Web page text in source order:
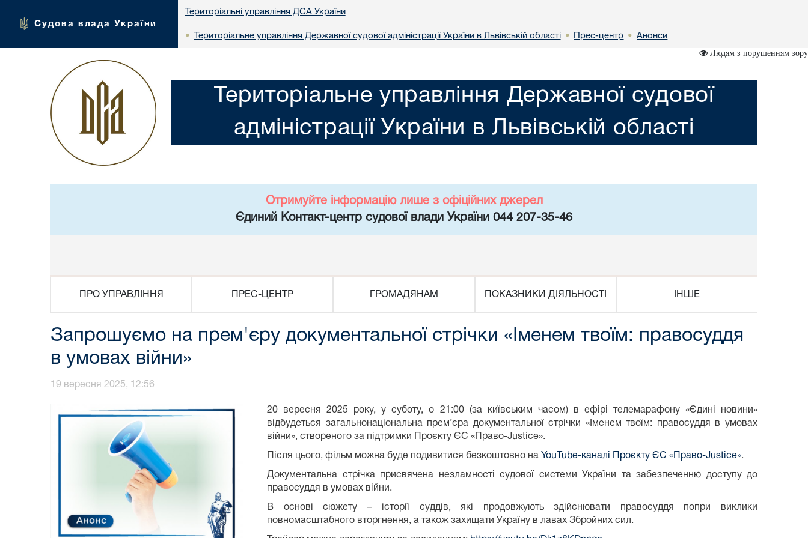
Судова влада України
Територіальні управління ДСА України
• Територіальне управління Державної судової адміністрації України в Львiвській областi • Прес-центр • Анонси
Людям з порушенням зору
Територіальне управління Державної судової
адміністрації України в Львiвській областi
Отримуйте інформацію лише з офіційних джерел
Єдиний Контакт-центр судової влади України 044 207-35-46
ПРО УПРАВЛІННЯ ПРЕС-ЦЕНТР ГРОМАДЯНАМ ПОКАЗНИКИ ДІЯЛЬНОСТІ ІНШЕ
Запрошуємо на прем'єру документальної стрічки «Іменем твоїм: правосуддя
в умовах війни»
19 вересня 2025, 12:56
20 вересня 2025 року, у суботу, о 21:00 (за київським часом) в ефірі телемарафону «Єдині новини»
відбудеться загальнонаціональна прем’єра документальної стрічки «Іменем твоїм: правосуддя в умовах
війни», створеного за підтримки Проєкту ЄС «Право-Justice».
Після цього, фільм можна буде подивитися безкоштовно на YouTube-каналі Проєкту ЄС «Право-Justice».
Документальна стрічка присвячена незламності судової системи України та забезпеченню доступу до
правосуддя в умовах війни.
В основі сюжету – історії суддів, які продовжують здійснювати правосуддя попри виклики
повномасштабного вторгнення, а також захищати Україну в лавах Збройних сил.